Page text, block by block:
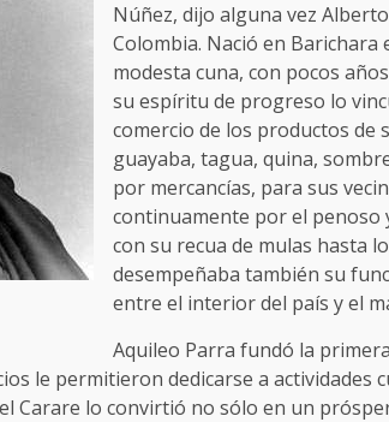
Núñez, dijo alguna vez
Colombia. Nació en Barichara
modesta cuna, con pocos
su espíritu de progreso lo
comercio de los productos de
guayaba, tagua, quina,
por mercancías, para sus
continuamente por el penoso
con su recua de mulas hasta
desempeñaba también su
entre el interior del país y el
Aquileo Parra fundó la
le permitieron dedicarse a actividades
Carare lo convirtió no sólo en un